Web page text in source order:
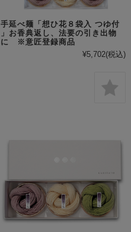
手延べ麺「想ひ花８袋入 つゆ付
」お香典返し、法要の引き出物
に ※意匠登録商品
¥5,702(税込)